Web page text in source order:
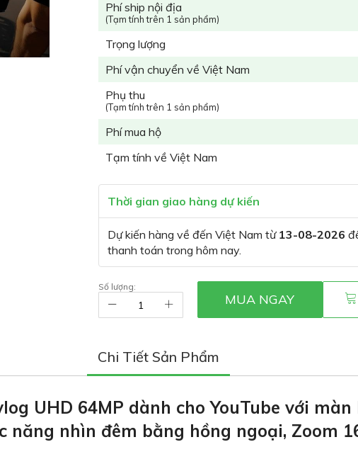
Phí ship nội địa
(Tạm tính trên 1 sản phẩm)
Trọng lượng
Phí vận chuyển về Việt Nam
Phụ thu
(Tạm tính trên 1 sản phẩm)
Phí mua hộ
Tạm tính về Việt Nam
Thời gian giao hàng dự kiến
Dự kiến hàng về đến Việt Nam từ 13-08-2026
thanh toán trong hôm nay.
Số lượng:
MUA NGAY
Chi Tiết Sản Phẩm
UHD 64MP dành cho YouTube với
năng nhìn đêm bằng hồng ngoại, Zoom